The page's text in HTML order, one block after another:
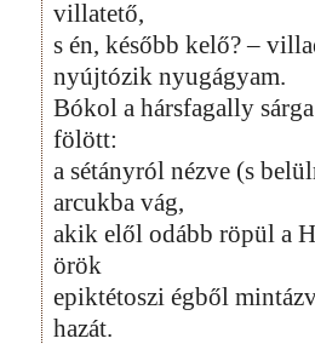
villatető,
s én, később kelő? –
nyújtózik nyugágyam.
Bókol a hársfagally
fölött:
a sétányról nézve (s
arcukba vág,
akik elől odább röpül a
örök
epiktétoszi égből
hazát.